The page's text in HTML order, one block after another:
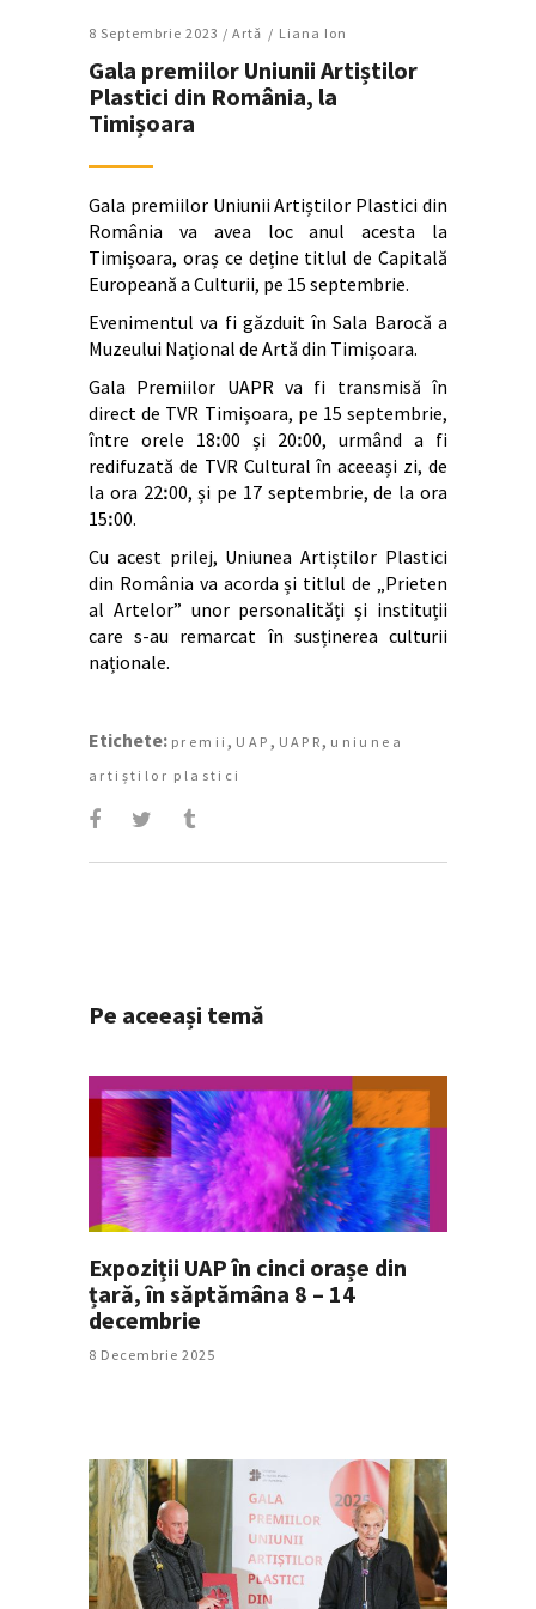
8 Septembrie 2023 / Artǎ Liana Ion
Gala premiilor Uniunii Artiștilor
Plastici din România, la
Timișoara
Gala premiilor Uniunii Artiștilor Plastici din
România va avea loc anul acesta la
Timișoara, oraș ce deține titlul de Capitală
Europeană a Culturii, pe 15 septembrie.
Evenimentul va fi găzduit în Sala Barocă a
Muzeului Național de Artă din Timișoara.
Gala Premiilor UAPR va fi transmisă în
direct de TVR Timișoara, pe 15 septembrie,
între orele 18ꓽ00 și 20ꓽ00, urmând a fi
redifuzată de TVR Cultural în aceeași zi, de
la ora 22ꓽ00, și pe 17 septembrie, de la ora
15ꓽ00.
Cu acest prilej, Uniunea Artiștilor Plastici
din România va acorda și titlul de „Prieten
al Artelor” unor personalități și instituții
care s-au remarcat în susținerea culturii
naționale.
Etichete: premii , UAP , UAPR , uniunea
artiștilor plastici
Pe aceeași temă
Expoziții UAP în cinci orașe din
țară, în săptămâna 8 – 14
decembrie
8 Decembrie 2025